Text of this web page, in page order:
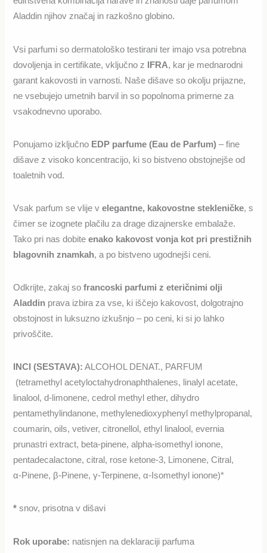
Aladdin njihov značaj in razkošno globino.
Vsi parfumi so dermatološko testirani ter imajo vsa potrebna
dovoljenja in certifikate, vključno z IFRA, kar je mednarodni
garant kakovosti in varnosti. Naše dišave so okolju prijazne,
ne vsebujejo umetnih barvil in so popolnoma primerne za
vsakodnevno uporabo.
Ponujamo izključno EDP parfume (Eau de Parfum) – fine
dišave z visoko koncentracijo, ki so bistveno obstojnejše od
toaletnih vod.
Vsak parfum se vlije velegantne, kakovostne stekleničke, s
čimer se izognete plačilu za drage dizajnerske embalaže.
Tako pri nas dobiteenako kakovost vonja kot pri prestižnih
blagovnih znamkah, a po bistveno ugodnejši ceni.
Odkrijte, zakaj sofrancoski parfumi z eteričnimi olji
Aladdin prava izbira za vse, ki iščejo kakovost, dolgotrajno
obstojnost in luksuzno izkušnjo – po ceni, ki si jo lahko
privoščite.
INCI (SESTAVA): ALCOHOL DENAT., PARFUM
(tetramethyl acetyloctahydronaphthalenes, linalyl acetate,
linalool, d-limonene, cedrol methyl ether, dihydro
pentamethylindanone, methylenedioxyphenyl methylpropanal,
coumarin, oils, vetiver, citronellol, ethyl linalool, evernia
prunastri extract, beta-pinene, alpha-isomethyl ionone,
pentadecalactone, citral, rose ketone-3, Limonene, Citral,
α‑Pinene, β‑Pinene, γ‑Terpinene, α‑Isomethyl ionone)*
* snov, prisotna v dišavi
Rok uporabe: natisnjen na deklaraciji parfuma